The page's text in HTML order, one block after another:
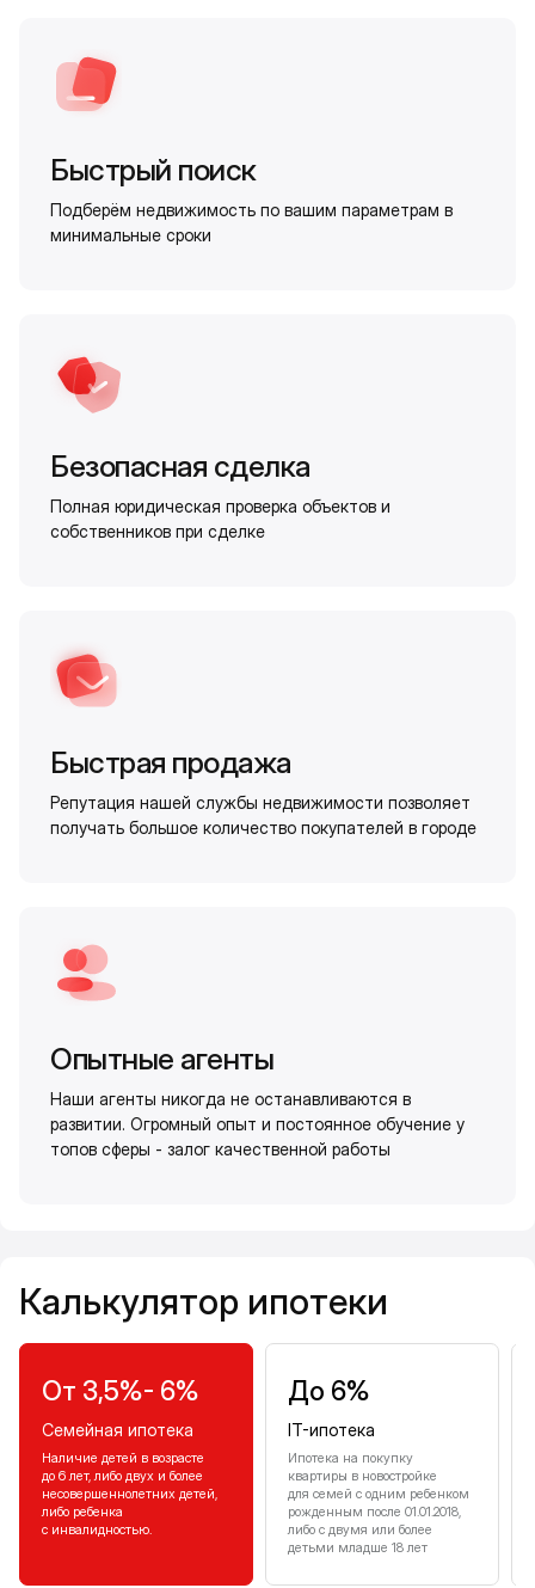
Быстрый поиск
Подберём недвижимость по вашим параметрам в
минимальные сроки
Безопасная сделка
Полная юридическая проверка объектов и
собственников при сделке
Быстрая продажа
Репутация нашей службы недвижимости позволяет
получать большое количество покупателей в городе
Опытные агенты
Наши агенты никогда не останавливаются в
развитии. Огромный опыт и постоянное обучение у
топов сферы - залог качественной работы
Калькулятор ипотеки
От 3,5%- 6%
Семейная ипотека
Наличие детей в возрасте
до 6 лет, либо двух и более
несовершеннолетних детей,
либо ребенка
с инвалидностью.
До 6%
IT-ипотека
Ипотека на покупку
квартиры в новостройке
для семей с одним ребенком
рожденным после 01.01.2018,
либо с двумя или более
детьми младше 18 лет